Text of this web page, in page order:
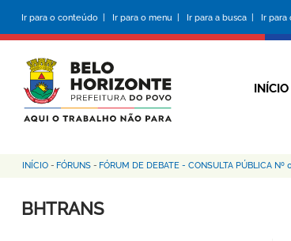
conteúdo
principal
Ir para o conteúdo | Ir para o menu | Ir para a busca | Ir
INÍCIO
Trilha
de
INÍCIO - FÓRUNS - FÓRUM DE DEBATE - CONSULTA PÚBLICA Nº
BHTRANS